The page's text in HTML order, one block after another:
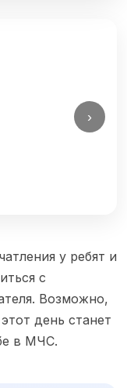
›
у ребят и
с
Возможно,
день станет
в МЧС.